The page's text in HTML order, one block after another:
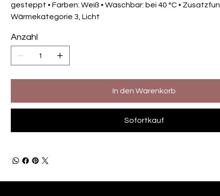
gesteppt • Farben: Weiß • Waschbar: bei 40 °C •
Wärmekategorie 3, Licht
Anzahl
In den Warenkorb
Sofortkauf